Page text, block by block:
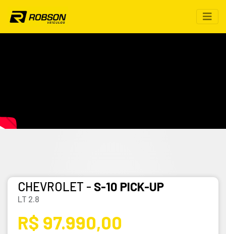
CHEVROLET - S-10 PICK-UP
LT 2.8
R$ 97.990,00